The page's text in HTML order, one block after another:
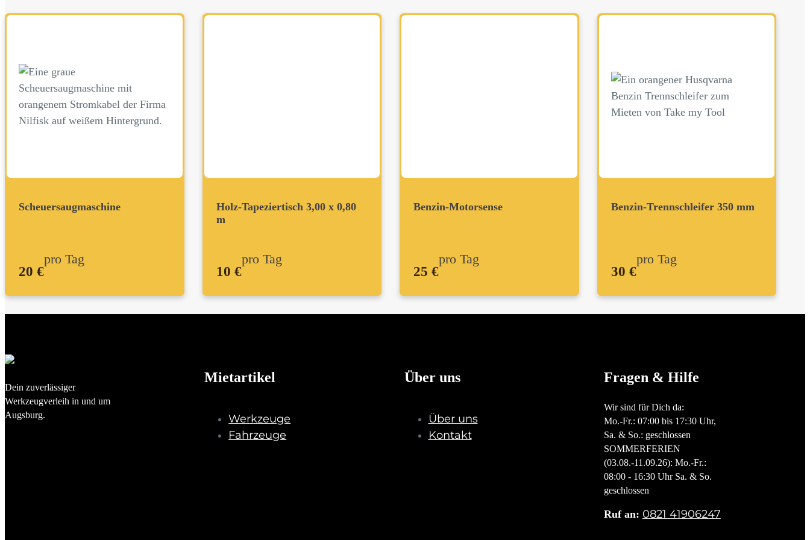
Scheuersaugmaschine
20 €
pro Tag
Holz-Tapeziertisch 3,00 x 0,80
m
10 €
pro Tag
Benzin-Motorsense
25 €
pro Tag
Benzin-Trennschleifer 350 mm
30 €
pro Tag
Dein zuverlässiger
Werkzeugverleih in und um
Augsburg.
Mietartikel
Werkzeuge
Fahrzeuge
Über uns
Über uns
Kontakt
Fragen & Hilfe
Wir sind für Dich da:
Mo.-Fr.: 07:00 bis 17:30 Uhr,
Sa. & So.: geschlossen
SOMMERFERIEN
(03.08.-11.09.26): Mo.-Fr.:
08:00 - 16:30 Uhr Sa. & So.
geschlossen
Ruf an: 0821 41906247